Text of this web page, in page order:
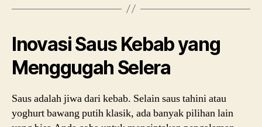
Inovasi Saus Kebab yang
Menggugah Selera
Saus adalah jiwa dari kebab. Selain saus tahini atau
yoghurt bawang putih klasik, ada banyak pilihan lain